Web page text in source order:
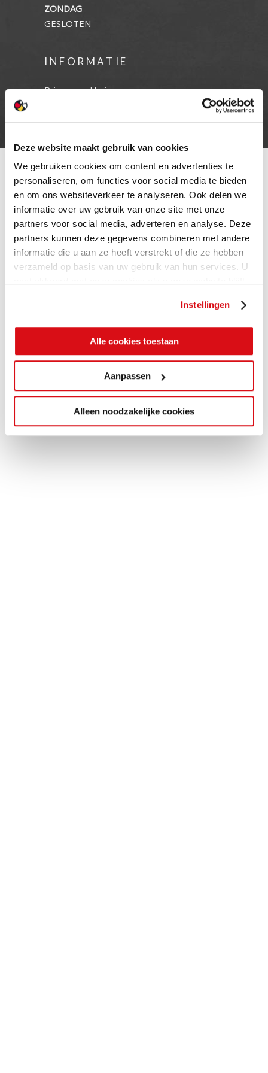
Deze website maakt gebruik van cookies
We gebruiken cookies om content en advertenties te
personaliseren, om functies voor social media te bieden
en om ons websiteverkeer te analyseren. Ook delen we
informatie over uw gebruik van onze site met onze
partners voor social media, adverteren en analyse. Deze
partners kunnen deze gegevens combineren met andere
informatie die u aan ze heeft verstrekt of die ze hebben
verzameld op basis van uw gebruik van hun services. U
Instellingen
Alle cookies toestaan
Aanpassen
Alleen noodzakelijke cookies
ZONDAG
GESLOTEN
INFORMATIE
Privacy verklaring
Contact